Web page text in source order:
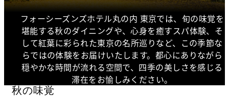
フォーシーズンズホテル丸の内 東京では、旬の味覚を
堪能する秋のダイニングや、心身を癒すスパ体験、そ
して紅葉に彩られた東京の名所巡りなど、この季節な
らではの体験をお届けいたします。都心にありながら
穏やかな時間が流れる空間で、四季の美しさを感じる
滞在をお愉しみください。
秋の味覚